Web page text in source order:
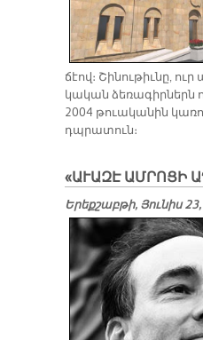
ճէով։ Շի­նու­թիւ­նը,
կա­կան ձե­ռա­գիր­ներն
2004 թուականին
դպրա­տուն։
«ԱՒԱԶԷ ԱՄՐՈՑԻ
Երեքշաբթի, Յունիս